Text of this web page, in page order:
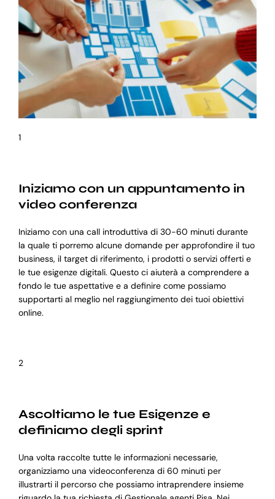
1
Iniziamo con un appuntamento in
video conferenza
Iniziamo con una call introduttiva di 30-60 minuti durante
la quale ti porremo alcune domande per approfondire il tuo
business, il target di riferimento, i prodotti o servizi offerti e
le tue esigenze digitali. Questo ci aiuterà a comprendere a
fondo le tue aspettative e a definire come possiamo
supportarti al meglio nel raggiungimento dei tuoi obiettivi
online.
2
Ascoltiamo le tue Esigenze e
definiamo degli sprint
Una volta raccolte tutte le informazioni necessarie,
organizziamo una videoconferenza di 60 minuti per
illustrarti il percorso che possiamo intraprendere insieme